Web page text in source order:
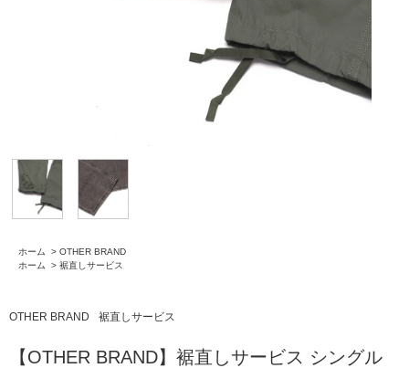
ホーム > OTHER BRAND
ホーム
> 裾直しサービス
OTHER BRAND 裾直しサービス
【OTHER BRAND】裾直しサービス シングル